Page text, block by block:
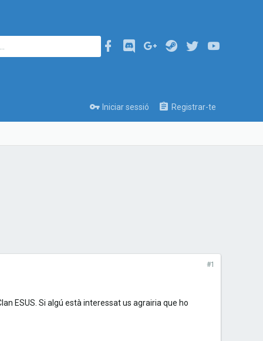
Iniciar sessió Registrar-te
#1
ESUS. Si algú està interessat us agrairia que ho